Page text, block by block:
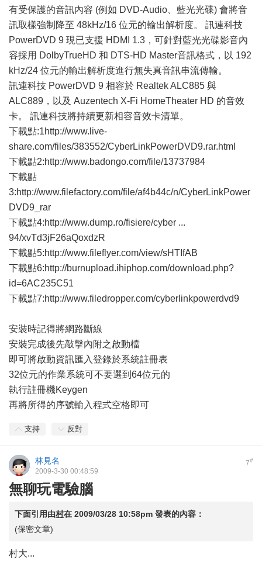
有受保護的音訊內容 (例如 DVD-Audio、藍光光碟) 會將音
訊取樣強制降至 48kHz/16 位元的輸出解析度。 訊連科技
PowerDVD 9 現已支援 HDMI 1.3，可針對藍光光碟影音內
容採用 DolbyTrueHD 和 DTS-HD Master音訊格式，以 192
kHz/24 位元的輸出解析度進行無失真音訊串流傳輸。
訊連科技 PowerDVD 9 相容於 Realtek ALC885 與
ALC889，以及 Auzentech X-Fi HomeTheater HD 的音效
卡。 訊連科技將持續更新相容音效卡清單。
下載點:1http://www.live-
share.com/files/383552/CyberLinkPowerDVD9.rar.html
下載點2:http://www.badongo.com/file/13737984
下載點
3:http://www.filefactory.com/file/af4b44c/n/CyberLinkPower
DVD9_rar
下載點4:http://www.dump.ro/fisiere/cyber ...
94/xvTd3jF26aQoxdzR
下載點5:http://www.fileflyer.com/view/sHTIfAB
下載點6:http://burnupload.ihiphop.com/download.php?
id=6AC235C51
下載點7:http://www.filedropper.com/cyberlinkpowerdvd9
安裝時記得將網路斷線
安裝完成後先敲擊內附之啟動檔
即可將啟動資訊匯入登錄於系統註冊表
32位元的作業系統可不要選到64位元的
執行註冊機Keygen
再將所得的序號輸入程式空格即可
支持 反對
7#
林見名
2009-3-30 00:48:59
無聊玩電驗腦
下面引用由村在 2009/03/28 10:58pm 發表的內容：
(保密文章)
村大...